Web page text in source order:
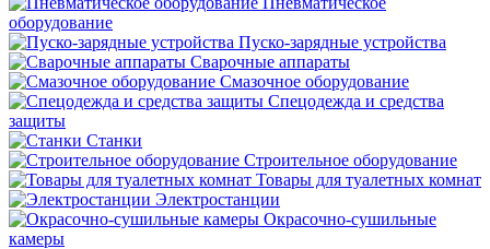
оборудование
Пуско-зарядные устройства
Сварочные аппараты
Смазочное оборудование
Спецодежда и средства
защиты
Станки
Строительное оборудование
Товары для туалетных комнат
Электростанции
Окрасочно-сушильные
камеры